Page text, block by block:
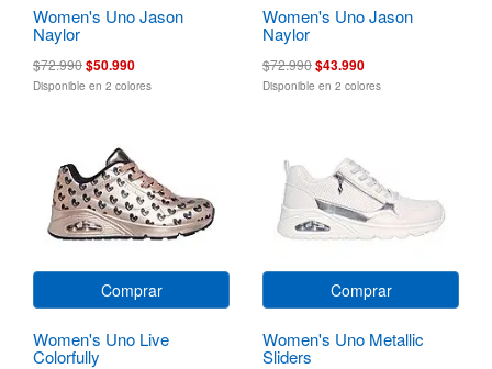
Women's Uno Jason
Naylor
$72.990$50.990
Disponible en 2 colores
Women's Uno Jason
Naylor
$72.990$43.990
Disponible en 2 colores
Comprar
Women's Uno Live
Colorfully
Comprar
Women's Uno Metallic
Sliders